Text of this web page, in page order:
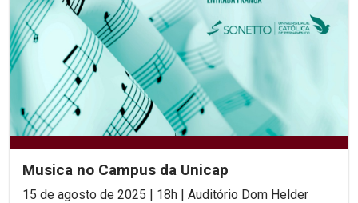
Musica no Campus da Unicap
15 de agosto de 2025 | 18h | Auditório Dom Helder